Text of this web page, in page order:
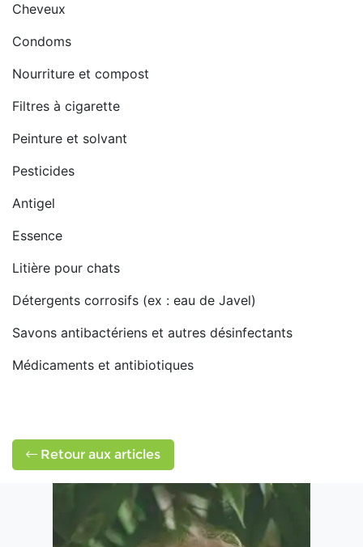
Cheveux
Condoms
Nourriture et compost
Filtres à cigarette
Peinture et solvant
Pesticides
Antigel
Essence
Litière pour chats
Détergents corrosifs (ex : eau de Javel)
Savons antibactériens et autres désinfectants
Médicaments et antibiotiques
Retour aux articles